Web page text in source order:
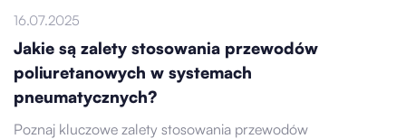
16.07.2025
Jakie są zalety stosowania przewodów
poliuretanowych w systemach
pneumatycznych?
Poznaj kluczowe zalety stosowania przewodów